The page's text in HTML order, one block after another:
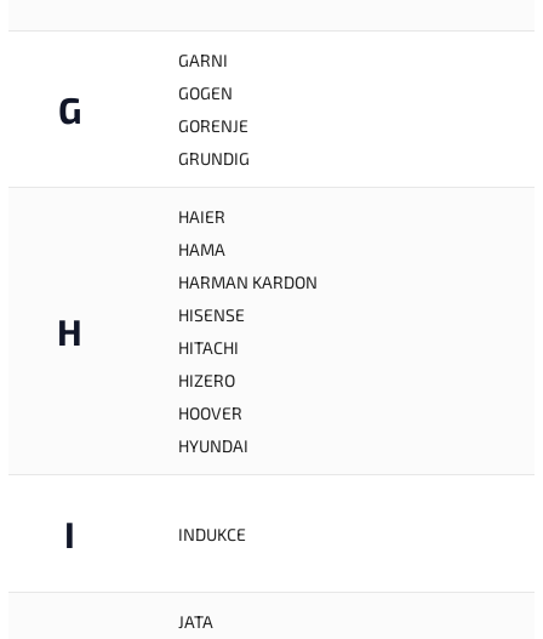
G
GARNI
GOGEN
GORENJE
GRUNDIG
H
HAIER
HAMA
HARMAN KARDON
HISENSE
HITACHI
HIZERO
HOOVER
HYUNDAI
I INDUKCE
JATA